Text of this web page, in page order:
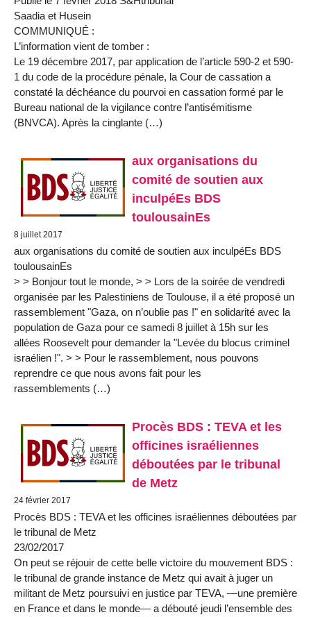
Saadia et Husein
COMMUNIQUÉ :
L’information vient de tomber :
Le 19 décembre 2017, par application de l’article 590-2 et 590-
1 du code de la procédure pénale, la Cour de cassation a
constaté la déchéance du pourvoi en cassation formé par le
Bureau national de la vigilance contre l’antisémitisme
(BNVCA). Après la cinglante (…)
aux organisations du
comité de soutien aux
inculpéEs BDS
toulousainEs
8 juillet 2017
aux organisations du comité de soutien aux inculpéEs BDS
toulousainEs
> > Bonjour tout le monde, > > Lors de la soirée de vendredi
organisée par les Palestiniens de Toulouse, il a été proposé un
rassemblement "Gaza, on n’oublie pas !" en solidarité avec la
population de Gaza pour ce samedi 8 juillet à 15h sur les
allées Roosevelt pour demander la "Levée du blocus criminel
israélien !". > > Pour le rassemblement, nous pouvons
reprendre ce que nous avons fait pour les
rassemblements (…)
Procès BDS : TEVA et les
officines israéliennes
déboutées par le tribunal
de Metz
24 février 2017
Procès BDS : TEVA et les officines israéliennes déboutées par
le tribunal de Metz
23/02/2017
On peut se réjouir de cette belle victoire du mouvement BDS :
le tribunal de grande instance de Metz qui avait à juger un
militant de Metz poursuivi en justice par TEVA, —une première
en France et dans le monde— a débouté jeudi l’ensemble des